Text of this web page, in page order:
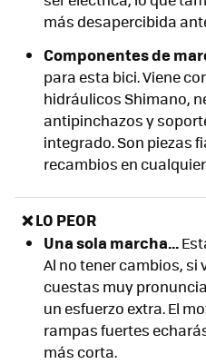
más desapercibida
Componentes de
para esta bici. Viene
hidráulicos Shimano,
antipinchazos y
integrado. Son piezas
recambios en
❌ LO PEOR
Una sola marcha...
Al no tener cambios, si
cuestas muy
un esfuerzo extra. El
rampas fuertes
más corta.